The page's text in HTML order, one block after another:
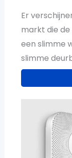
Er
markt die
een slimme
slimme